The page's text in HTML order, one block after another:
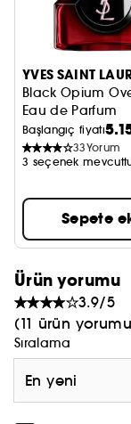
Opium Glitter ile
YVES SAINT
Black Opium
Eau de Parfum
Başlangıç fiyatı
33Yorum
3 seçenek
Sepete
Ürün yorumu
3.9/5
(11 ürün
Sıralama
En yeni